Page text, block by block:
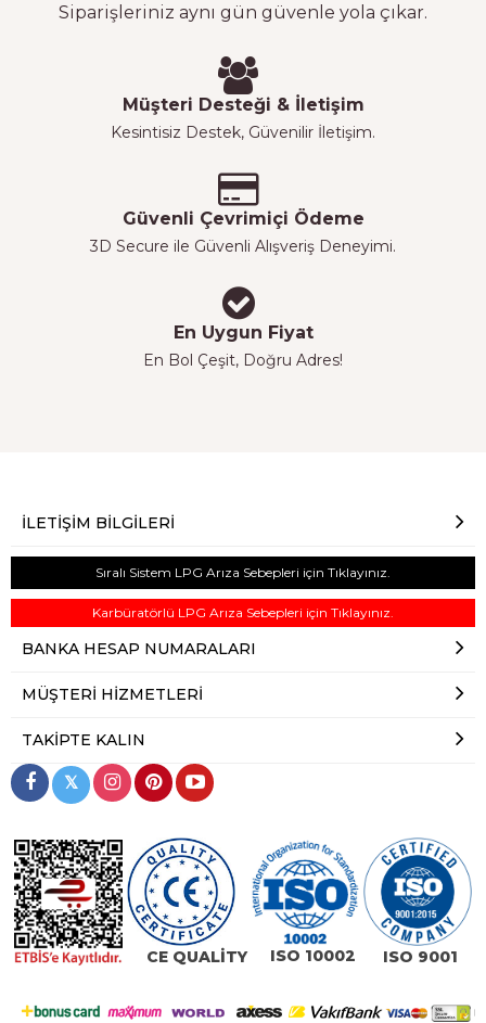
Siparişleriniz aynı gün güvenle yola çıkar.
Müşteri Desteği & İletişim
Kesintisiz Destek, Güvenilir İletişim.
Güvenli Çevrimiçi Ödeme
3D Secure ile Güvenli Alışveriş Deneyimi.
En Uygun Fiyat
En Bol Çeşit, Doğru Adres!
İLETIŞIM BILGILERI
Sıralı Sistem LPG Arıza Sebepleri için Tıklayınız.
Karbüratörlü LPG Arıza Sebepleri için Tıklayınız.
BANKA HESAP NUMARALARI
MÜŞTERI HIZMETLERI
TAKIPTE KALIN
𝕏
CE QUALİTY ISO 10002 ISO 9001